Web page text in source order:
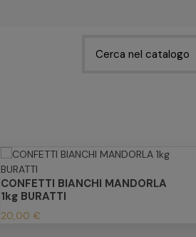
CONFETTI BIANCHI MANDORLA
1kg BURATTI
20,00 €